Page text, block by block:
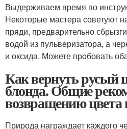
Выдерживаем время по
Некоторые мастера советуют
пряди, предварительно
водой из пульверизатора, а
и оксида. Можете пробовать
Как вернуть русый
блонда. Общие
возвращению цвета
Природа награждает каждого